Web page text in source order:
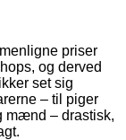
priser
og derved
set sig
– til piger
mænd – drastisk,